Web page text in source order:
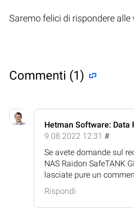
Saremo felici di rispondere alle
Commenti (1)
Hetman Software: Data
9.08.2022 12:31 #
Se avete domande sul
NAS Raidon SafeTANK
lasciate pure un
Rispondi